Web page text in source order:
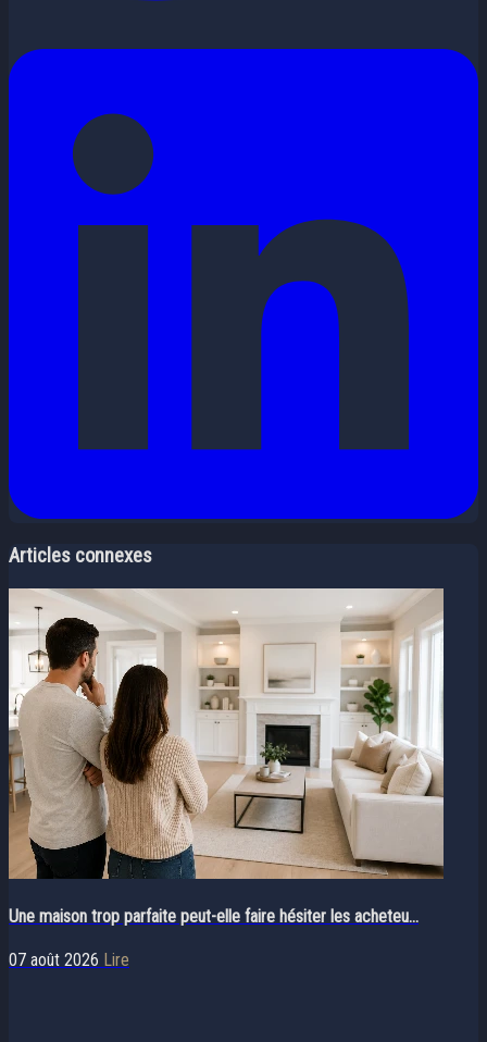
Articles connexes
Une maison trop parfaite peut-elle faire hésiter les acheteu...
07 août 2026 Lire